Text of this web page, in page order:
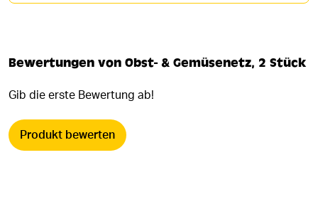
Bewertungen von Obst- & Gemüsenetz, 2 Stück
Gib die erste Bewertung ab!
Produkt bewerten